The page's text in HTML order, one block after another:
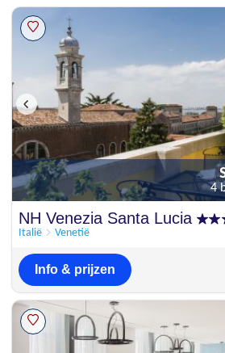
NH Venezia Santa Lucia
Italië Venetië
4
Info & prijzen